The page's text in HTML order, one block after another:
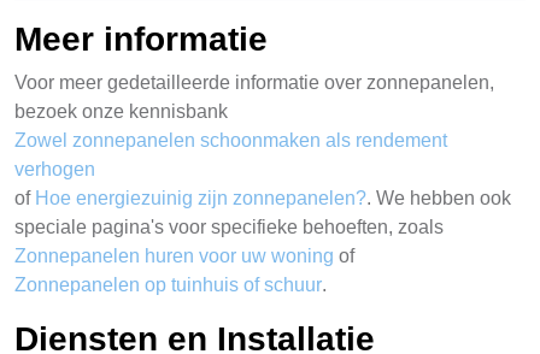
Meer informatie
Voor meer gedetailleerde informatie over zonnepanelen,
bezoek onze kennisbank
Zowel zonnepanelen schoonmaken als rendement
verhogen
of Hoe energiezuinig zijn zonnepanelen?. We hebben ook
speciale pagina's voor specifieke behoeften, zoals
Zonnepanelen huren voor uw woning of
Zonnepanelen op tuinhuis of schuur.
Diensten en Installatie